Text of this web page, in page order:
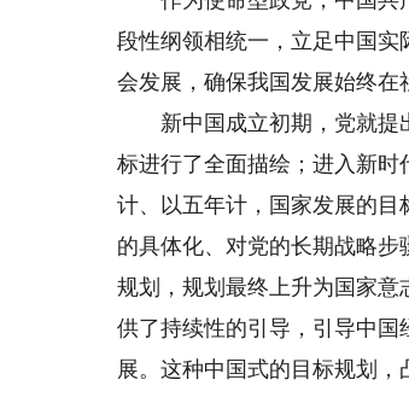
段性纲领相统一，立足中国
会发展，确保我国发展始终在
新中国成立初期，党就提出
标进行了全面描绘；进入新
计、以五年计，国家发展的
的具体化、对党的长期战略
规划，规划最终上升为国家
供了持续性的引导，引导中
展。这种中国式的目标规划